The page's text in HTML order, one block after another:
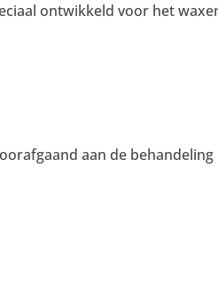
ontwikkeld voor het
aan de behandeling